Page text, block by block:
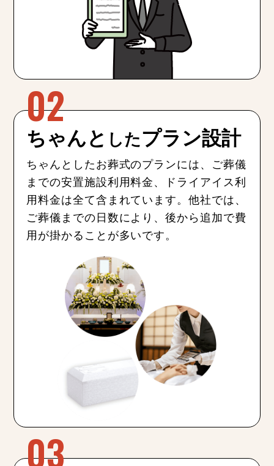
ちゃんと したプラン設計
ちゃんとしたお葬式のプランには、ご葬儀
までの安置施設利用料金、ドライアイス利
用料金は全て含まれています。他社では、
ご葬儀までの日数により、後から追加で費
用が掛かることが多いです。